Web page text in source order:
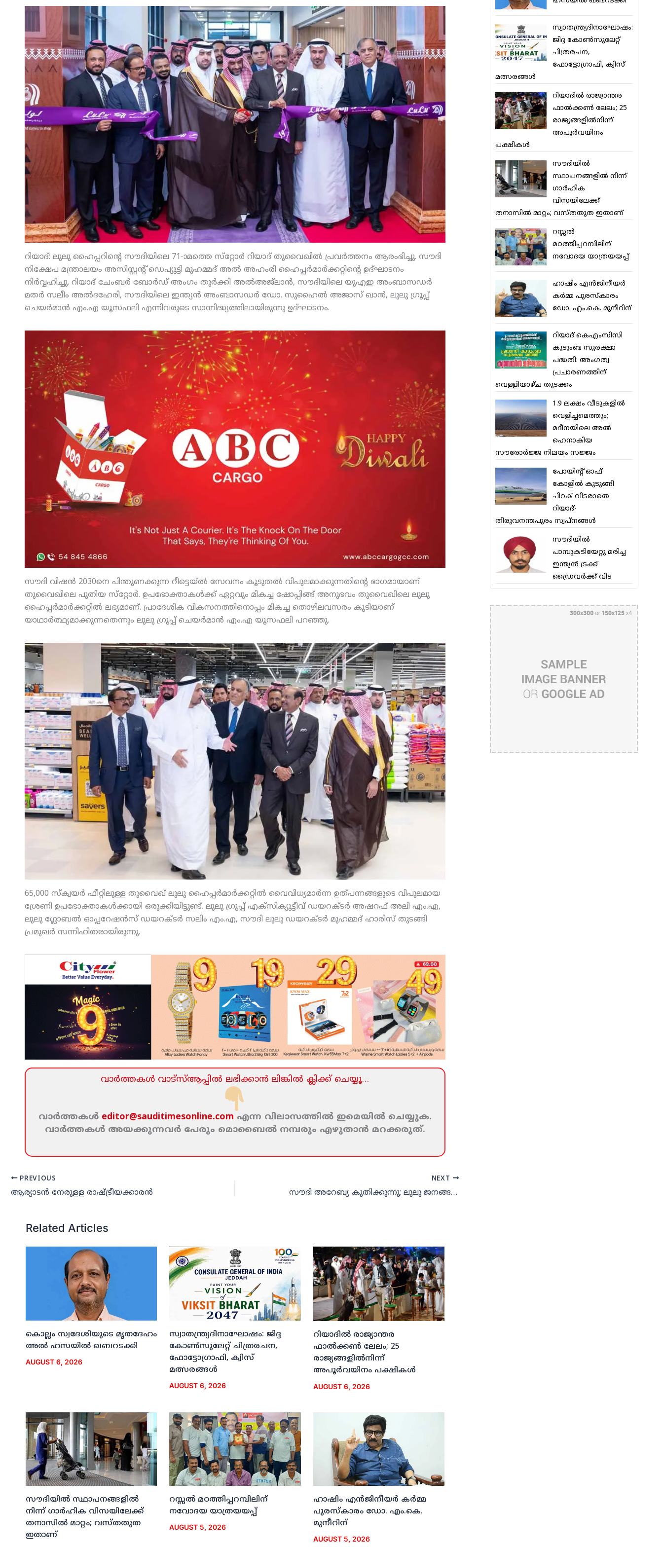
റിയാദ്: ലുലു ഹൈപ്പറിന്റെ സൗദിയിലെ 71-ാമത്തെ സ്‌റ്റോര്‍ റിയാദ് തുവൈഖില്‍ പ്രവര്‍ത്തനം ആരംഭിച്ചു. സൗദി
നിക്ഷേപ മന്ത്രാലയം അസിസ്റ്റന്റ് ഡെപ്യൂട്ടി മുഹമ്മദ് അല്‍ അഹംരി ഹൈപ്പര്‍മാര്‍ക്കറ്റിന്റെ ഉദ്ഘാടനം
നിര്‍വ്വഹിച്ചു. റിയാദ് ചേംബര്‍ ബോര്‍ഡ് അംഗം തുര്‍ക്കി അല്‍അജ്‌ലാന്‍, സൗദിയിലെ യുഎഇ അംബാസഡര്‍
മതര്‍ സലീം അല്‍ദഹേരി, സൗദിയിലെ ഇന്ത്യന്‍ അംബാസഡര്‍ ഡോ. സുഹൈല്‍ അജാസ് ഖാന്‍, ലുലു ഗ്രൂപ്പ്
ചെയര്‍മാന്‍ എം.എ യൂസഫലി എന്നിവരുടെ സാന്നിദ്ധ്യത്തിലായിരുന്നു ഉദ്ഘാടനം.
സൗദി വിഷന്‍ 2030നെ പിന്തുണക്കുന്ന റീട്ടെയ്ല്‍ സേവനം കൂടുതല്‍ വിപുലമാക്കുന്നതിന്റെ ഭാഗമായാണ്
തുവൈഖിലെ പുതിയ സ്‌റ്റോര്‍. ഉപഭോക്താകള്‍ക്ക് ഏറ്റവും മികച്ച ഷോപ്പിങ്ങ് അനുഭവം തുവൈഖിലെ ലുലു
ഹൈപ്പര്‍മാര്‍ക്കറ്റില്‍ ലഭ്യമാണ്. പ്രാദേശിക വികസനത്തിനൊപ്പം മികച്ച തൊഴിലവസരം കൂടിയാണ്
യാഥാര്‍ത്ഥ്യമാക്കുന്നതെന്നും ലുലു ഗ്രൂപ്പ് ചെയര്‍മാന്‍ എം.എ യൂസഫലി പറഞ്ഞു.
65,000 സ്‌ക്വയര്‍ ഫീറ്റിലുള്ള തുവൈഖ് ലുലു ഹൈപ്പര്‍മാര്‍ക്കറ്റില്‍ വൈവിധ്യമാര്‍ന്ന ഉത്പന്നങ്ങളുടെ വിപുലമായ
ശ്രേണി ഉപഭോക്താകള്‍ക്കായി ഒരുക്കിയിട്ടുണ്ട്. ലുലു ഗ്രൂപ്പ് എക്‌സിക്യൂട്ടീവ് ഡയറക്ടര്‍ അഷറഫ് അലി എം.എ,
ലുലു ഗ്ലോബല്‍ ഓപ്പറേഷന്‍സ് ഡയറക്ടര്‍ സലിം എം.എ, സൗദി ലുലു ഡയറക്ടര്‍ മുഹമ്മദ് ഹാരിസ് തുടങ്ങി
പ്രമുഖര്‍ സന്നിഹിതരായിരുന്നു.
വാര്‍ത്തകള്‍ വാട്‌സ്‌ആപ്പില്‍ ലഭിക്കാന്‍ ലിങ്കില്‍ ക്ലിക്ക്‌ ചെയ്യൂ…
വാര്‍ത്തകള്‍ editor@sauditimesonline.com എന്ന വിലാസത്തില്‍ ഇമെയില്‍ ചെയ്യുക.
വാര്‍ത്തകള്‍ അയക്കുന്നവര്‍ പേരും മൊബൈല്‍ നമ്പരും എഴുതാന്‍ മറക്കരുത്‌.
PREVIOUS
ആര്യാടന്‍ നേരുളള രാഷ്ട്രീയക്കാരന്‍
NEXT
സൗദി അറേബ്യ കുതിക്കുന്നു; ലുലു ജനങ്ങളിലേയ്ക്ക് ഇറങ്ങിച്ചെല്ലും: എംഎ യൂസഫലി
Related Articles
കൊല്ലം സ്വദേശിയുടെ മൃതദേഹം
അല്‍ ഹസയില്‍ ഖബറടക്കി
AUGUST 6, 2026
സ്വാതന്ത്ര്യദിനാഘോഷം: ജിദ്ദ
കോണ്‍സുലേറ്റ് ചിത്രരചന,
ഫോട്ടോഗ്രാഫി, ക്വിസ്
മത്സരങ്ങള്‍
AUGUST 6, 2026
റിയാദില്‍ രാജ്യാന്തര
ഫാല്‍ക്കണ്‍ ലേലം; 25
രാജ്യങ്ങളില്‍നിന്ന്
അപൂര്‍വയിനം പക്ഷികള്‍
AUGUST 6, 2026
സൗദിയില്‍ സ്ഥാപനങ്ങളില്‍
നിന്ന് ഗാര്‍ഹിക വിസയിലേക്ക്
തനാസില്‍ മാറ്റം; വസ്തതുത
ഇതാണ്
റസ്സല്‍ മഠത്തിപ്പറമ്പിലിന്
നവോദയ യാത്രയയപ്പ്
AUGUST 5, 2026
ഹാഷിം എന്‍ജിനീയര്‍ കര്‍മ്മ
പുരസ്‌കാരം ഡോ. എം.കെ.
മുനീറിന്
AUGUST 5, 2026
സ്വാതന്ത്ര്യദിനാഘോഷം:
ജിദ്ദ കോണ്‍സുലേറ്റ്
ചിത്രരചന,
ഫോട്ടോഗ്രാഫി, ക്വിസ്
മത്സരങ്ങള്‍
റിയാദില്‍ രാജ്യാന്തര
ഫാല്‍ക്കണ്‍ ലേലം; 25
രാജ്യങ്ങളില്‍നിന്ന്
അപൂര്‍വയിനം
പക്ഷികള്‍
സൗദിയില്‍
സ്ഥാപനങ്ങളില്‍ നിന്ന്
ഗാര്‍ഹിക
വിസയിലേക്ക്
തനാസില്‍ മാറ്റം; വസ്തതുത ഇതാണ്
റസ്സല്‍
മഠത്തിപ്പറമ്പിലിന്
നവോദയ യാത്രയയപ്പ്
ഹാഷിം എന്‍ജിനീയര്‍
കര്‍മ്മ പുരസ്‌കാരം
ഡോ. എം.കെ. മുനീറിന്
റിയാദ് കെഎംസിസി
കുടുംബ സുരക്ഷാ
പദ്ധതി: അംഗത്വ
പ്രചാരണത്തിന്
വെള്ളിയാഴ്ച തുടക്കം
1.9 ലക്ഷം വീടുകളില്‍
വെളിച്ചമെത്തും;
മദീനയിലെ അല്‍
ഹെനാകിയ
സൗരോര്‍ജ്ജ നിലയം സജ്ജം
പോയിന്റ് ഓഫ്
കോളില്‍ കുടുങ്ങി
ചിറക് വിടരാതെ
റിയാദ്-
തിരുവനന്തപുരം സ്വപ്നങ്ങള്‍
സൗദിയിൽ
പാമ്പുകടിയേറ്റു മരിച്ച
ഇന്ത്യൻ ട്രക്ക്
ഡ്രൈവർക്ക് വിട